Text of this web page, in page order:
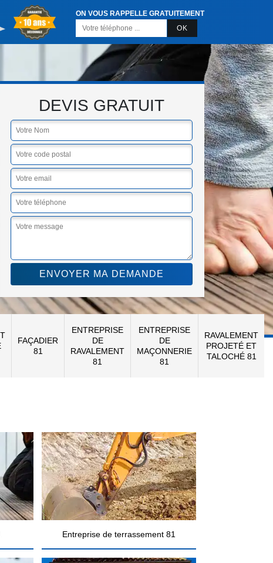
ON VOUS RAPPELLE GRATUITEMENT
DEVIS GRATUIT
FAÇADIER
81
ENTREPRISE
DE
RAVALEMENT
81
ENTREPRISE
DE
MAÇONNERIE
81
RAVALEMENT
PROJETÉ ET
TALOCHÉ 81
Entreprise de terrassement 81